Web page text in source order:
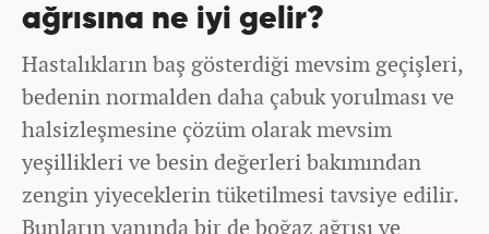
ağrısına ne iyi gelir?
Hastalıkların baş gösterdiği mevsim geçişleri,
bedenin normalden daha çabuk yorulması ve
halsizleşmesine çözüm olarak mevsim
yeşillikleri ve besin değerleri bakımından
zengin yiyeceklerin tüketilmesi tavsiye edilir.
Bunların yanında bir de boğaz ağrısı ve